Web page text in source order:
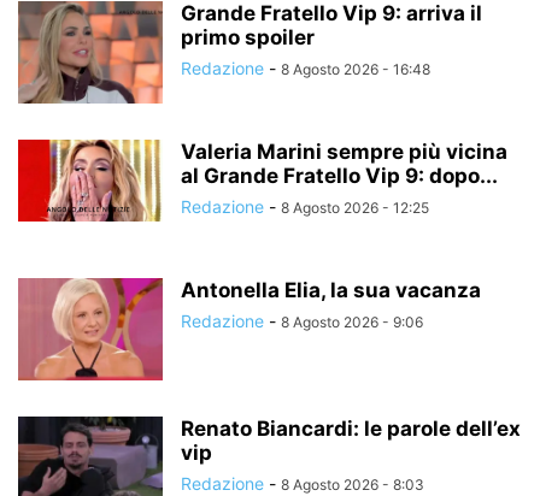
Grande Fratello Vip 9: arriva il
primo spoiler
Redazione - 8 Agosto 2026 - 16:48
Valeria Marini sempre più vicina
al Grande Fratello Vip 9: dopo...
Redazione - 8 Agosto 2026 - 12:25
Antonella Elia, la sua vacanza
Redazione - 8 Agosto 2026 - 9:06
Renato Biancardi: le parole dell’ex
vip
Redazione - 8 Agosto 2026 - 8:03